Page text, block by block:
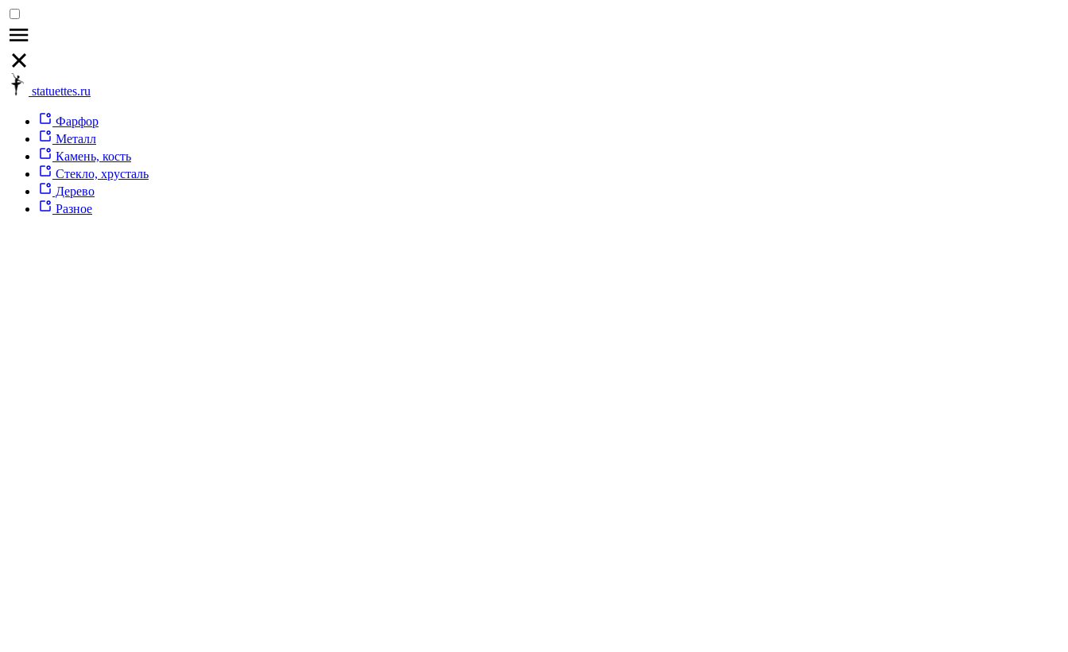
statuettes.ru
Фарфор
Металл
Камень, кость
Стекло, хрусталь
Дерево
Разное